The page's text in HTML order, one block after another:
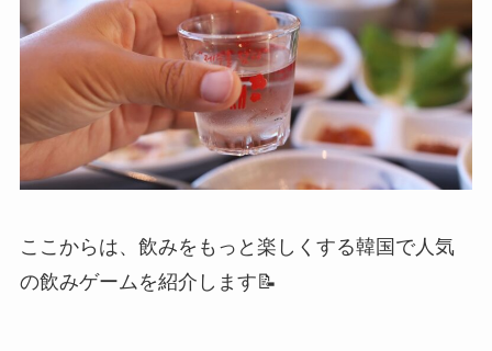
ここからは、飲みをもっと楽しくする韓国で人気
の飲みゲームを紹介します📝